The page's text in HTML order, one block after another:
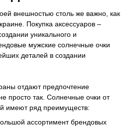
внешностью столь же важно, как
Покупка аксессуаров –
уникального и
мужские солнечные очки
деталей в создании
отдают предпочтение
просто так. Солнечные очки от
имеют ряд преимуществ:
ассортимент брендовых